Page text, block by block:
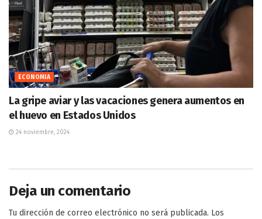
ECONOMIA
La gripe aviar y las vacaciones genera aumentos en
el huevo en Estados Unidos
24 noviembre, 2024
Deja un comentario
Tu dirección de correo electrónico no será publicada. Los